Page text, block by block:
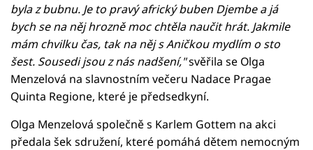
byla z bubnu. Je to pravý africký buben Djembe a já
bych se na něj hrozně moc chtěla naučit hrát. Jakmile
mám chvilku čas, tak na něj s Aničkou mydlím o sto
šest. Sousedi jsou z nás nadšení,"svěřila se Olga
Menzelová na slavnostním večeru Nadace Pragae
Quinta Regione, které je předsedkyní.
Olga Menzelová společně s Karlem Gottem na akci
předala šek sdružení, které pomáhá dětem nemocným